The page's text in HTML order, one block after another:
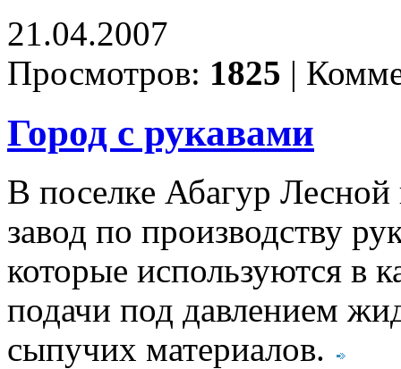
21.04.2007
Просмотров: 1825 |
Город с рукавами
В поселке Абагур Лесной
завод по производству
которые используются в
подачи под давлением
сыпучих материалов.